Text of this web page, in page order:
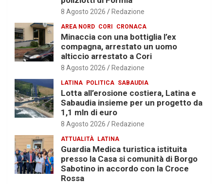
8 Agosto 2026 Redazione
AREA NORD CORI CRONACA
Minaccia con una bottiglia l’ex
compagna, arrestato un uomo
alticcio arrestato a Cori
8 Agosto 2026 Redazione
LATINA POLITICA SABAUDIA
Lotta all’erosione costiera, Latina e
Sabaudia insieme per un progetto da
1,1 mln di euro
8 Agosto 2026 Redazione
ATTUALITÀ LATINA
Guardia Medica turistica istituita
presso la Casa si comunità di Borgo
Sabotino in accordo con la Croce
Rossa